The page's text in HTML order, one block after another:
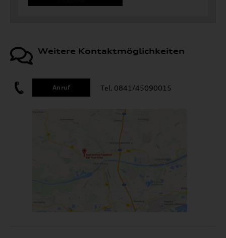
Weitere Kontaktmöglichkeiten
Anruf Tel. 0841/45090015